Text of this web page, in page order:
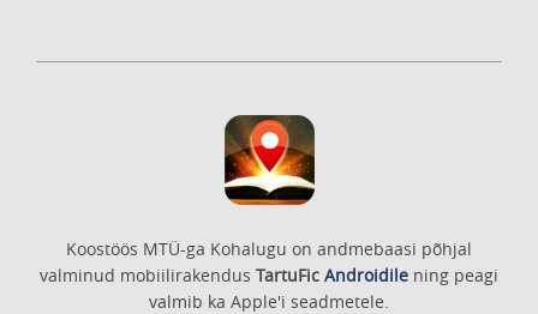
Koostöös MTÜ-ga Kohalugu on andmebaasi põhjal
valminud mobiilirakendus TartuFic Androidile ning peagi
valmib ka Apple'i seadmetele.